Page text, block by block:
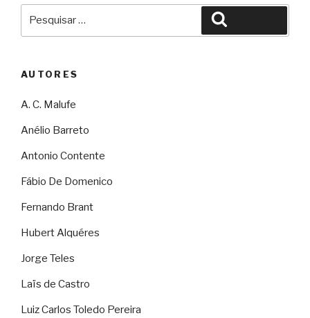
AUTORES
A. C. Malufe
Anélio Barreto
Antonio Contente
Fábio De Domenico
Fernando Brant
Hubert Alquéres
Jorge Teles
Laïs de Castro
Luiz Carlos Toledo Pereira